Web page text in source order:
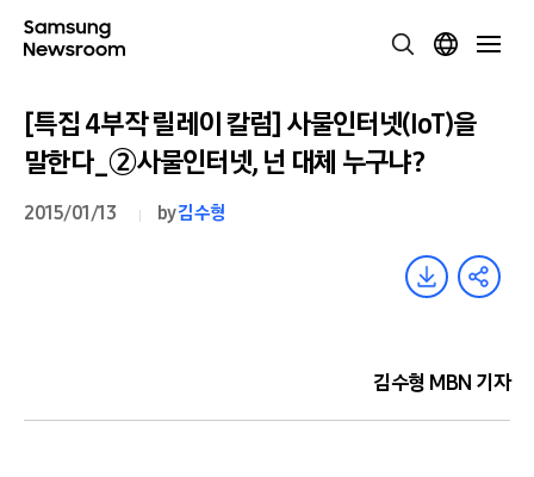
[특집 4부작 릴레이 칼럼] 사물인터넷(IoT)을
말한다_②사물인터넷, 넌 대체 누구냐?
2015/01/13 by김수형
김수형 MBN 기자